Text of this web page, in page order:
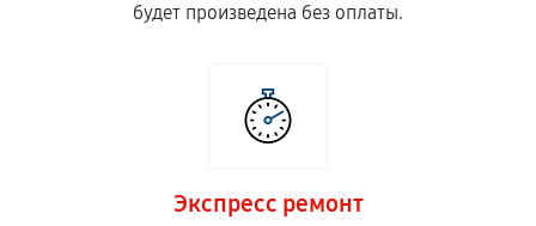
будет произведена без оплаты.
Экспресс ремонт